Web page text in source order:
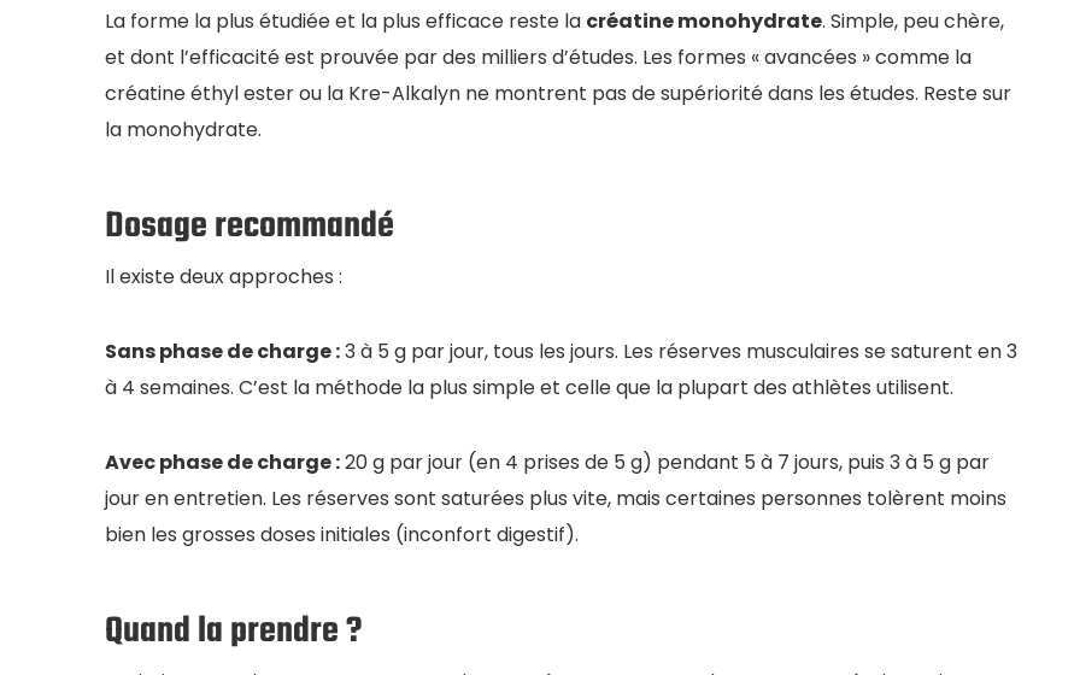
La forme la plus étudiée et la plus efficace reste la créatine monohydrate. Simple, peu chère,
et dont l’efficacité est prouvée par des milliers d’études. Les formes « avancées » comme la
créatine éthyl ester ou la Kre-Alkalyn ne montrent pas de supériorité dans les études. Reste sur
la monohydrate.
Dosage recommandé
Il existe deux approches :
Sans phase de charge :3 à 5 g par jour, tous les jours. Les réserves musculaires se saturent en 3
à 4 semaines. C’est la méthode la plus simple et celle que la plupart des athlètes utilisent.
Avec phase de charge :20 g par jour (en 4 prises de 5 g) pendant 5 à 7 jours, puis 3 à 5 g par
jour en entretien. Les réserves sont saturées plus vite, mais certaines personnes tolèrent moins
bien les grosses doses initiales (inconfort digestif).
Quand la prendre ?